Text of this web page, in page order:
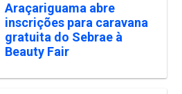
Araçariguama abre
inscrições para caravana
gratuita do Sebrae à
Beauty Fair